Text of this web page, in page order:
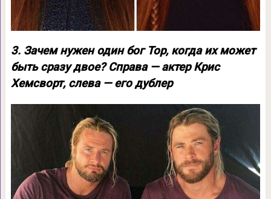
3. Зачем нужен один бог Тор, когда их может
быть сразу двое? Справа — актер Крис
Хемсворт, слева — его дублер